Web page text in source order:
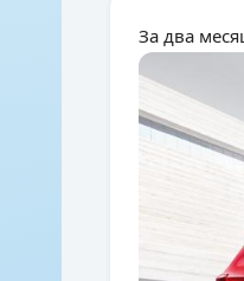
За два